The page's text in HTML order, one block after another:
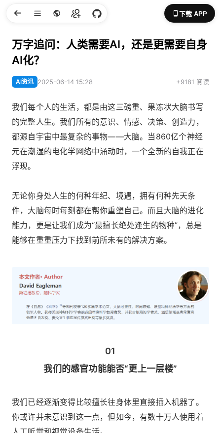
下载 APP
万字追问：人类需要AI，还是更需要自身
AI化？
AI资讯 2025-06-14 15:28 +9181 阅读
我们每个人的生活，都是由这三磅重、果冻状大脑书写
的完整人生。我们所有的意识、情感、决策、创造力，
都源自宇宙中最复杂的事物——大脑。当860亿个神经
元在潮湿的电化学网络中涌动时，一个全新的自我正在
浮现。
无论你身处人生的何种年纪、境遇，拥有何种先天条
件，大脑每时每刻都在帮你重塑自己。而且大脑的进化
能力，更是让我们成为“最擅长绝处逢生的物种”，总是
能够在重重压力下找到前所未有的解决方案。
01
我们的感官功能能否“更上一层楼”
我们已经逐渐变得比较擅长往身体里直接插入机器了。
你或许并未意识到这一点，但如今，有数十万人使用着